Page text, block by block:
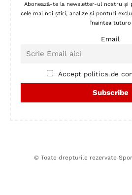
Abonează-te la newsletter-ul nostru și
cele mai noi știri, analize și ponturi
înaintea tuturo
Email
Accept politica de
© Toate drepturile rezervate